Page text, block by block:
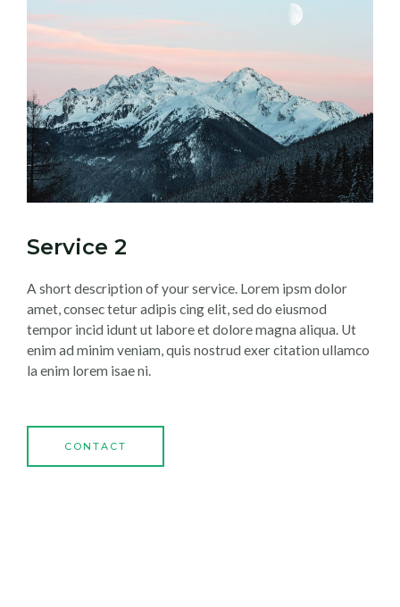
Service 2
A short description of your service. Lorem ipsm dolor
amet, consec tetur adipis cing elit, sed do eiusmod
tempor incid idunt ut labore et dolore magna aliqua. Ut
enim ad minim veniam, quis nostrud exer citation ullamco
la enim lorem isae ni.
CONTACT